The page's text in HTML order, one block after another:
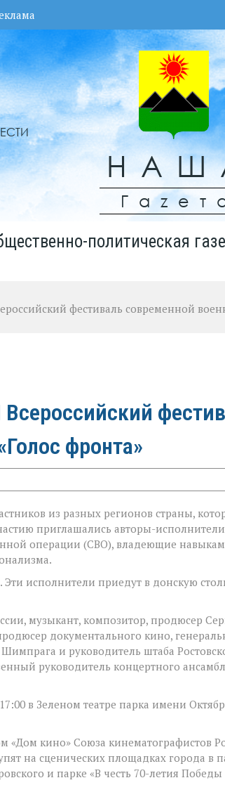
политическая
фестиваль современной
фронта»
из разных регионов страны,
приглашались авторы-
операции (СВО), владеющие
исполнители приедут в донскую
музыкант, композитор, продюсер
документального кино,
и руководитель штаба
руководитель концертного
в Зеленом театре парка имени
«Дом кино» Союза кинематографистов
на сценических площадках города в
и парке «В честь 70-летия